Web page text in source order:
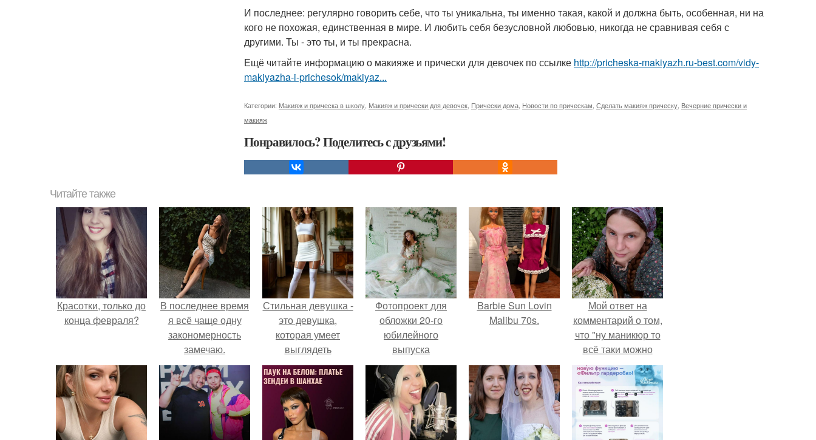
И последнее: регулярно говорить себе, что ты уникальна, ты именно такая, какой и должна быть, особенная, ни на
кого не похожая, единственная в мире. И любить себя безусловной любовью, никогда не сравнивая себя с
другими. Ты - это ты, и ты прекрасна.
Ещё читайте информацию о макияже и прически для девочек по ссылке http://pricheska-makiyazh.ru-best.com/vidy-
makiyazha-i-prichesok/makiyaz...
Категории: Макияж и прическа в школу Макияж и прически для девочек Прически дома Новости по прическам Сделать макияж прическу Вечерние прически и
макияж
Понравилось? Поделитесь с друзьями!
Читайте также
Красотки, только до
конца февраля?
В последнее время
я всё чаще одну
закономерность
замечаю.
Стильная девушка -
это девушка,
которая умеет
выглядеть
привлекательно и
элегантно в любои
ситуации.
Фотопроект для
обложки 20-го
юбилейного
выпуска
свадебного
журнала "Совет и
Любовь"?
Barbie Sun Lovin
Malibu 70s.
Мой ответ на
комментарий о том,
что "ну маникюр то
всё таки можно
было бы сделать.